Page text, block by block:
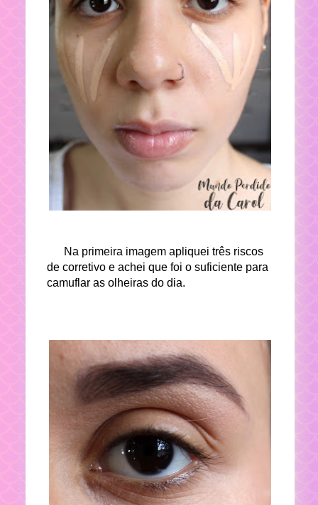
Na primeira imagem apliquei três riscos
de corretivo e achei que foi o suficiente para
camuflar as olheiras do dia.